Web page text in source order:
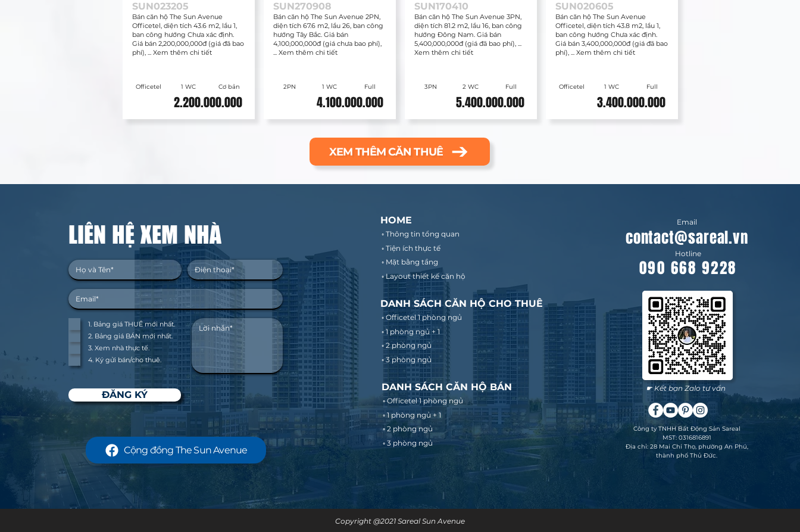
Bán căn hộ The Sun Avenue
Officetel, diện tích 43.6 m2, lầu 1,
ban công hướng Chưa xác định.
Giá bán 2,200,000,000đ (giá đã bao
phí), ... Xem thêm chi tiết
SUN023205
Officetel 1 WC Cơ bản
2.200.000.000
Bán căn hộ The Sun Avenue 2PN,
diện tích 67.6 m2, lầu 26, ban công
hướng Tây Bắc. Giá bán
4,100,000,000đ (giá chưa bao phí),
... Xem thêm chi tiết
SUN270908
2PN 1 WC Full
4.100.000.000
Bán căn hộ The Sun Avenue 3PN,
diện tích 81.2 m2, lầu 16, ban công
hướng Đông Nam. Giá bán
5,400,000,000đ (giá đã bao phí), ...
Xem thêm chi tiết
SUN170410
3PN 2 WC Full
5.400.000.000
Bán căn hộ The Sun Avenue
Officetel, diện tích 43.8 m2, lầu 1,
ban công hướng Chưa xác định.
Giá bán 3,400,000,000đ (giá đã bao
phí), ... Xem thêm chi tiết
SUN020605
Officetel 1 WC Full
3.400.000.000
XEM THÊM CĂN THUÊ
LIÊN HỆ XEM NHÀ
1. Bảng giá THUÊ mới nhất.
2. Bảng giá BÁN mới nhất.
3. Xem nhà thực tế.
4. Ký gửi bán/cho thuê.
ĐĂNG KÝ
Cộng đồng The Sun Avenue
HOME
◦ Thông tin tổng quan
◦ Tiện ích thực tế
◦ Mặt bằng tầng
◦ Layout thiết kế căn hộ
DANH SÁCH CĂN HỘ CHO THUÊ
◦ Officetel 1 phòng ngủ
◦ 1 phòng ngủ + 1
◦ 2 phòng ngủ
◦ 3 phòng ngủ
DANH SÁCH CĂN HỘ BÁN
◦ Officetel 1 phòng ngủ
◦ 1 phòng ngủ + 1
◦ 2 phòng ngủ
◦ 3 phòng ngủ
Email
contact@sareal.vn
Hotline
090 668 9228
☛ Kết bạn Zalo tư vấn
Công ty TNHH Bất Động Sản Sareal
MST: 0316816891
Địa chỉ: 28 Mai Chí Thọ, phường An Phú,
thành phố Thủ Đức.
Copyright @2021 Sareal Sun Avenue